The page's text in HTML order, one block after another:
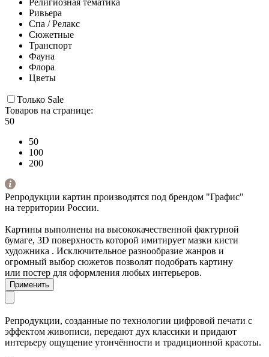
Религиозная тематика
Ривьера
Спа / Релакс
Сюжетные
Транспорт
Фауна
Флора
Цветы
Только Sale
Товаров на странице:
50
50
100
200
Репродукции картин производятся под брендом "Графис"
на территории России.
Картины выполнены на высококачественной фактурной
бумаге, 3D поверхность которой имитирует мазки кисти
художника . Исключительное разнообразие жанров и
огромный выбор сюжетов позволят подобрать картину
или постер для оформления любых интерьеров.
Репродукции, созданные по технологии цифровой печати с
эффектом живописи, передают дух классики и придают
интерьеру ощущение утончённости и традиционной красоты.